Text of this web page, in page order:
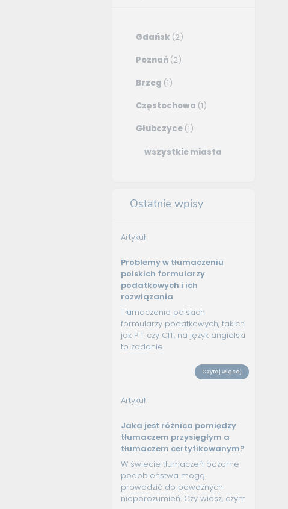
Gdańsk (2)
Poznań (2)
Brzeg (1)
Częstochowa (1)
Głubczyce (1)
wszystkie miasta
Ostatnie wpisy
Artykuł
Problemy w tłumaczeniu
polskich formularzy
podatkowych i ich
rozwiązania
Tłumaczenie polskich
formularzy podatkowych, takich
jak PIT czy CIT, na język angielski
to zadanie
Czytaj więcej
Artykuł
Jaka jest różnica pomiędzy
tłumaczem przysięgłym a
tłumaczem certyfikowanym?
W świecie tłumaczeń pozorne
podobieństwa mogą
prowadzić do poważnych
nieporozumień. Czy wiesz, czym